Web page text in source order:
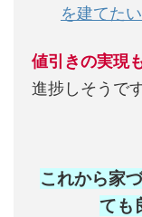
を建てた
値引きの実現
進捗しそうで
これから家
ても